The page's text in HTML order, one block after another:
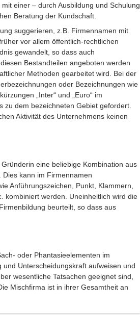
einer – durch Ausbildung und Schulung
Beratung der Kundschaft.
suggerieren, z.B. Firmennamen mit
vor allem öffentlich-rechtlichen
gewandelt, so dass auch
Bestandteilen angeboten werden
Methoden gearbeitet wird. Bei der
oder Bezeichnungen wie
„Inter“ und „Euro“ im
zu dem bezeichneten Gebiet gefordert.
Aktivität des Unternehmens keinen
eine beliebige Kombination aus
kann im Firmennamen
Anführungszeichen, Punkt, Klammern,
kombiniert werden. Uneinheitlich wird die
beurteilt, so dass aus
oder Phantasieelementen im
Unterscheidungskraft aufweisen und
wesentliche Tatsachen geeignet sind,
Mischfirma ist in ihrer Gesamtheit an